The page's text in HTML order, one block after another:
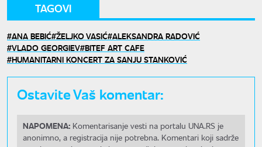
TAGOVI
ANA BEBIĆ ŽELJKO VASIĆ ALEKSANDRA RADOVIĆ
VLADO GEORGIEV BITEF ART CAFE
HUMANITARNI KONCERT ZA SANJU STANKOVIĆ
Ostavite Vaš komentar:
NAPOMENA: Komentarisanje vesti na portalu UNA.RS je
anonimno, a registracija nije potrebna. Komentari koji sadrže